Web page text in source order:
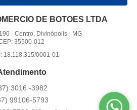
DE BOTOES LTDA
-Centro, Divinópolis - MG
35500-012
18.118.315/0001-01
3016 -3982
99106-5793